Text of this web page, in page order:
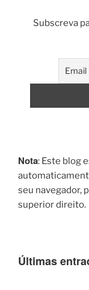
Subscreva
Nota: Este blog
seu navegador,
superior direito.
Últimas